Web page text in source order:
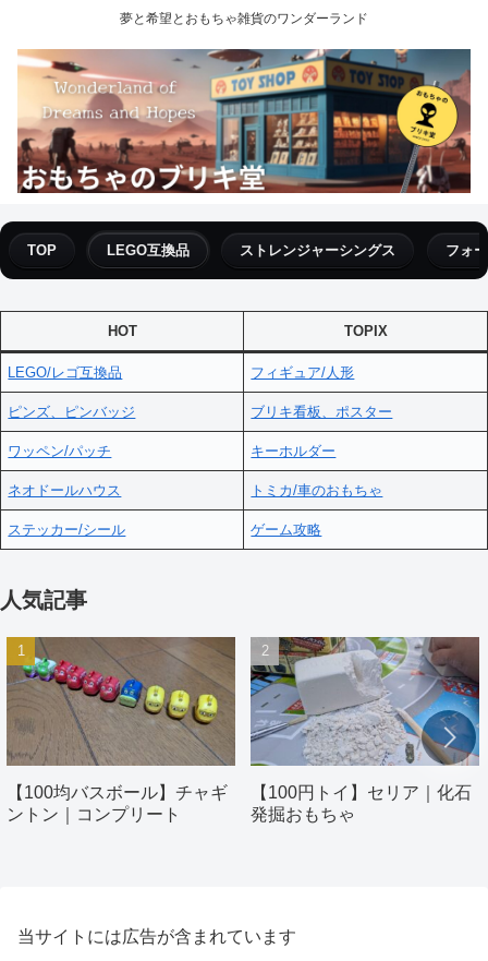
夢と希望とおもちゃ雑貨のワンダーランド
TOP LEGO互換品 ストレンジャーシングス フォ
HOT TOPIX
LEGO/レゴ互換品 フィギュア/人形
ピンズ、ピンバッジ ブリキ看板、ポスター
ワッペン/パッチ キーホルダー
ネオドールハウス トミカ/車のおもちゃ
ステッカー/シール ゲーム攻略
人気記事
【100均バスボール】チャギ
ントン｜コンプリート
【100円トイ】セリア｜化石
発掘おもちゃ
当サイトには広告が含まれています